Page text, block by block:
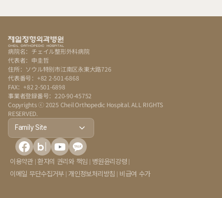
病院名：チェイル整形外科病院
代表者：申圭哲
住所：ソウル特別市江南区永東大路726
代表番号：+82 2-501-6868
FAX：+82 2-501-6898
事業者登録番号：220-90-45752
Copyrights ⓒ 2025 Cheil Orthopedic Hospital. ALL RIGHTS
RESERVED.
Family Site
이용약관 환자의 권리와 책임
병원윤리강령
이메일 무단수집거부 개인정보처리방침 비급여 수가